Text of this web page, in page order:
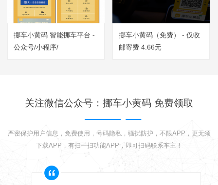
挪车小黄码 智能挪车平台 -
公众号/小程序/
挪车小黄码（免费） - 仅收
邮寄费 4.66元
关注微信公众号：挪车小黄码 免费领取
严密保护用户信息，免费使用，号码隐私，骚扰防护，不限APP，更无须
下载APP，有扫一扫功能APP，即可扫码联系车主！